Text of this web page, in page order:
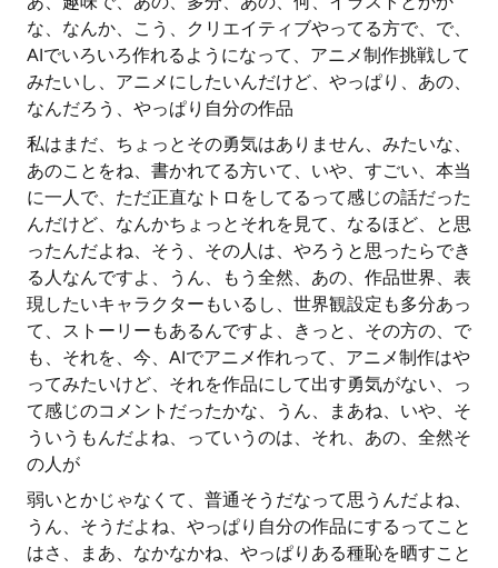
な、なんか、こう、クリエイティブやってる方で、で、
AIでいろいろ作れるようになって、アニメ制作挑戦して
みたいし、アニメにしたいんだけど、やっぱり、あの、
なんだろう、やっぱり自分の作品
私はまだ、ちょっとその勇気はありません、みたいな、
あのことをね、書かれてる方いて、いや、すごい、本当
に一人で、ただ正直なトロをしてるって感じの話だった
んだけど、なんかちょっとそれを見て、なるほど、と思
ったんだよね、そう、その人は、やろうと思ったらでき
る人なんですよ、うん、もう全然、あの、作品世界、表
現したいキャラクターもいるし、世界観設定も多分あっ
て、ストーリーもあるんですよ、きっと、その方の、で
も、それを、今、AIでアニメ作れって、アニメ制作はや
ってみたいけど、それを作品にして出す勇気がない、っ
て感じのコメントだったかな、うん、まあね、いや、そ
ういうもんだよね、っていうのは、それ、あの、全然そ
の人が
弱いとかじゃなくて、普通そうだなって思うんだよね、
うん、そうだよね、やっぱり自分の作品にするってこと
はさ、まあ、なかなかね、やっぱりある種恥を晒すこと